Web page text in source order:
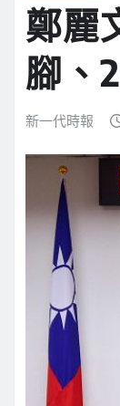
鄭麗
腳、
新一代時報